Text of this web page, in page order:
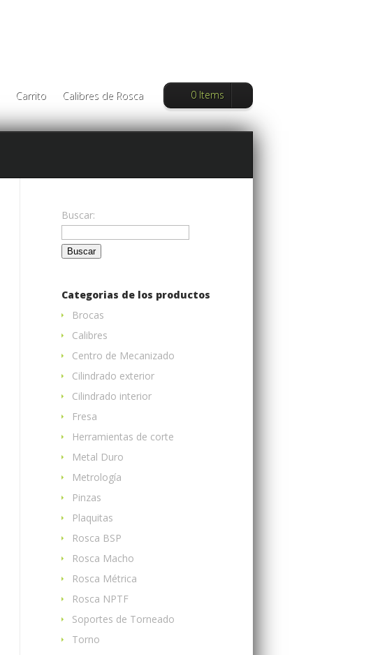
Carrito Calibres de Rosca 0 Items
Buscar:
Categorias de los productos
Brocas
Calibres
Centro de Mecanizado
Cilindrado exterior
Cilindrado interior
Fresa
Herramientas de corte
Metal Duro
Metrología
Pinzas
Plaquitas
Rosca BSP
Rosca Macho
Rosca Métrica
Rosca NPTF
Soportes de Torneado
Torno